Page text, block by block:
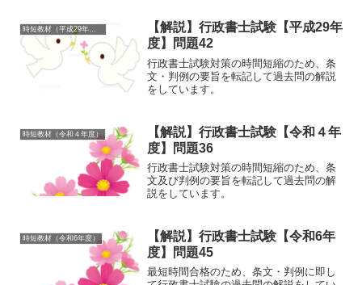
時短教材（平成29年度）
【解説】行政書士試験【平成29年
度】問題42
行政書士試験対策の時間短縮のため、条
文・判例の要旨を転記して過去問の解説
をしています。
時短教材（令和４年度）
【解説】行政書士試験【令和４年
度】問題36
行政書士試験対策の時間短縮のため、条
文及び判例の要旨を転記して過去問の解
説をしています。
時短教材（令和6年度）
【解説】行政書士試験【令和6年
度】問題45
最短時間合格のため、条文・判例に即し